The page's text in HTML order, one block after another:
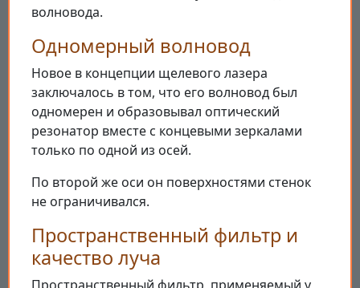
волновода.
Одномерный волновод
Новое в концепции щелевого лазера
заключалось в том, что его волновод был
одномерен и образовывал оптический
резонатор вместе с концевыми зеркалами
только по одной из осей.
По второй же оси он поверхностями стенок
не ограничивался.
Пространственный фильтр и
качество луча